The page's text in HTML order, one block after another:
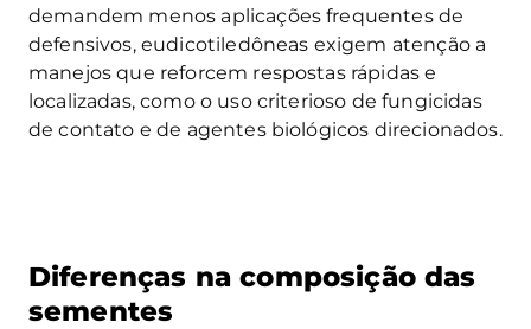
demandem menos aplicações frequentes de
defensivos, eudicotiledôneas exigem atenção a
manejos que reforcem respostas rápidas e
localizadas, como o uso criterioso de fungicidas
de contato e de agentes biológicos direcionados.
Diferenças na composição das
sementes